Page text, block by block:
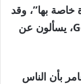
خاصة بها”، وقد
وصلته رسائل نصية من مستخدمي Gen Z، يسألون عن
بأن الناس